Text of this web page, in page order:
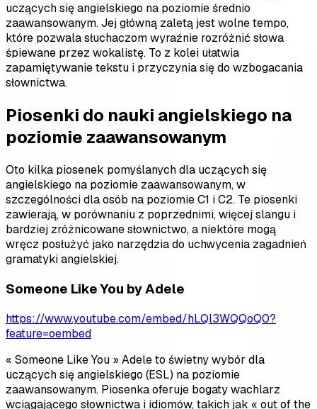
uczących się angielskiego na poziomie średnio
zaawansowanym. Jej główną zaletą jest wolne tempo,
które pozwala słuchaczom wyraźnie rozróżnić słowa
śpiewane przez wokalistę. To z kolei ułatwia
zapamiętywanie tekstu i przyczynia się do wzbogacania
słownictwa.
Piosenki do nauki angielskiego na
poziomie zaawansowanym
Oto kilka piosenek pomyślanych dla uczących się
angielskiego na poziomie zaawansowanym, w
szczególności dla osób na poziomie C1 i C2. Te piosenki
zawierają, w porównaniu z poprzednimi, więcej slangu i
bardziej zróżnicowane słownictwo, a niektóre mogą
wręcz posłużyć jako narzędzia do uchwycenia zagadnień
gramatyki angielskiej.
Someone Like You by Adele
https://www.youtube.com/embed/hLQl3WQQoQ0?
feature=oembed
« Someone Like You » Adele to świetny wybór dla
uczących się angielskiego (ESL) na poziomie
zaawansowanym. Piosenka oferuje bogaty wachlarz
wciągającego słownictwa i idiomów, takich jak « out of the